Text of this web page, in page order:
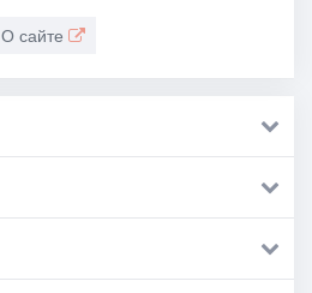
О сайте